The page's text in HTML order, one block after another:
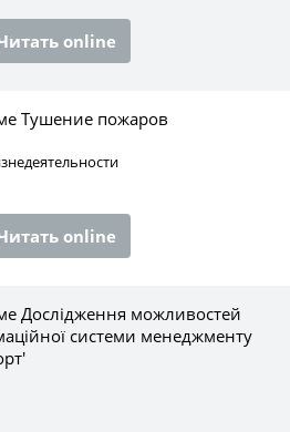
online
Тушение пожаров
online
Дослідження можливостей
системи менеджменту